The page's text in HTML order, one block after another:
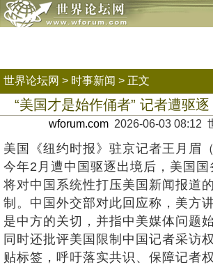
世界论坛网 > 时事新闻 > 正文
“美国才是始作俑者” 记者遭驱
wforum.com 2026-06-03 08:12
美国《纽约时报》驻京记者王月眉
今年2月遭中国驱逐出境后，美国国
将对中国系统性打压美国新闻报道
制。中国外交部对此回应称，美方
是中方的关切，并指中美媒体问题
同时还批评美国限制中国记者采访
贴标签，呼吁落实共识、保障记者权